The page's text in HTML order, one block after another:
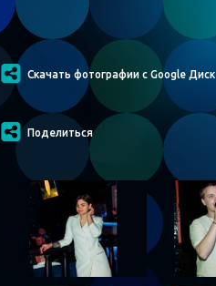
Скачать фотографии с Google Диск
Поделиться